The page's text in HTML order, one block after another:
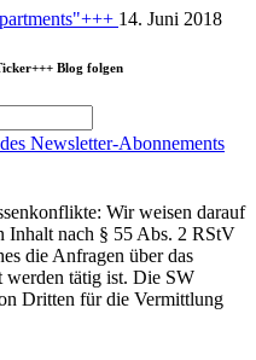
14. Juni 2018
Blog folgen
Newsletter-Abonnements
Wir weisen darauf
Inhalt nach § 55 Abs. 2 RStV
die Anfragen über das
werden tätig ist. Die SW
Dritten für die Vermittlung